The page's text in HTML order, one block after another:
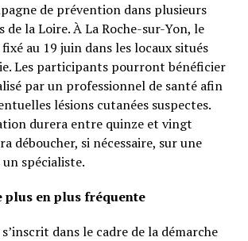
de prévention dans plusieurs
de la Loire. À La Roche-sur-Yon, le
au 19 juin dans les locaux situés
Les participants pourront bénéficier
par un professionnel de santé afin
lésions cutanées suspectes.
durera entre quinze et vingt
déboucher, si nécessaire, sur une
spécialiste.
plus en plus fréquente
dans le cadre de la démarche